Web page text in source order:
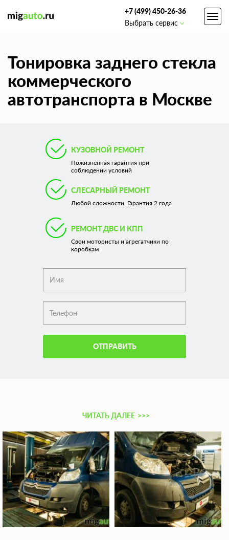
+7 (499) 450-26-36
Выбрать сервис
Тонировка заднего стекла
коммерческого
автотранспорта в Москве
КУЗОВНОЙ РЕМОНТ
Пожизненная гарантия при
соблюдении условий
СЛЕСАРНЫЙ РЕМОНТ
Любой сложности. Гарантия 2 года
РЕМОНТ ДВС И КПП
Свои мотористы и агрегатчики по
коробкам
ОТПРАВИТЬ
ЧИТАТЬ ДАЛЕЕ >>>